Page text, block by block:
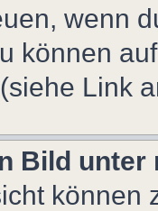
wenn
können
Link
Bild
können